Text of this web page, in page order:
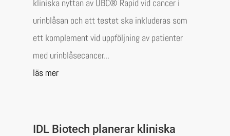
kliniska nyttan av UBC® Rapid vid cancer i
urinblåsan och att testet ska inkluderas som
ett komplement vid uppföljning av patienter
med urinblåsecancer...
läs mer
IDL Biotech planerar kliniska